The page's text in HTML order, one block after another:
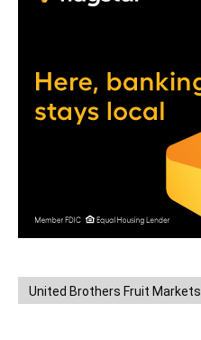
United Brothers Fruit Markets